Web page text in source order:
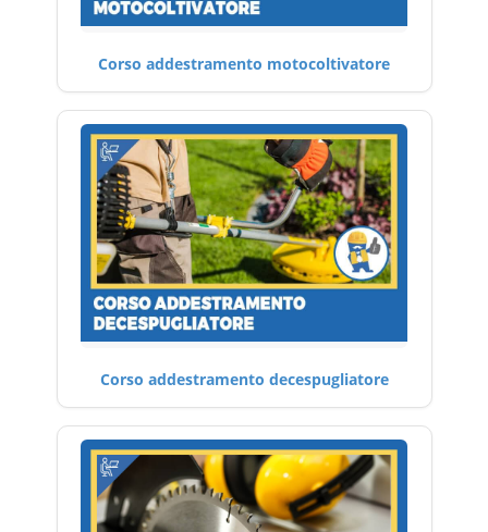
Corso addestramento motocoltivatore
Corso addestramento decespugliatore